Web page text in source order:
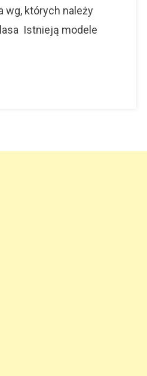
wg, których należy
Istnieją modele